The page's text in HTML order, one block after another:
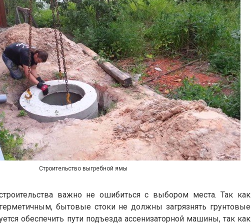
Строительство выгребной ямы
важно не ошибиться с выбором места. Так как
бытовые стоки не должны загрязнять грунтовые
обеспечить пути подъезда ассенизаторной машины, так как